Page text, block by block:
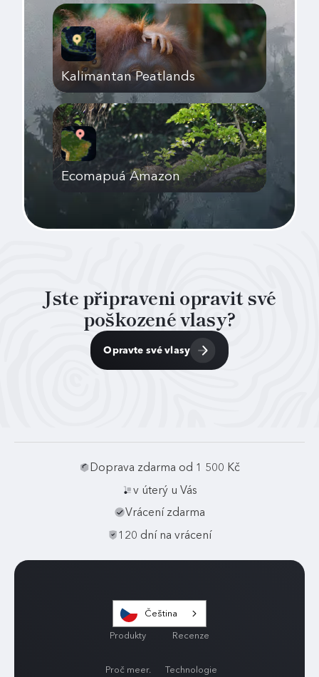
Kalimantan Peatlands
Ecomapuá Amazon
Jste připraveni opravit své
poškozené vlasy?
Opravte své vlasy
Doprava zdarma od 1 500 Kč
v úterý u Vás
Vrácení zdarma
120 dní na vrácení
Produkty Recenze
Proč meer. Technologie
Čeština